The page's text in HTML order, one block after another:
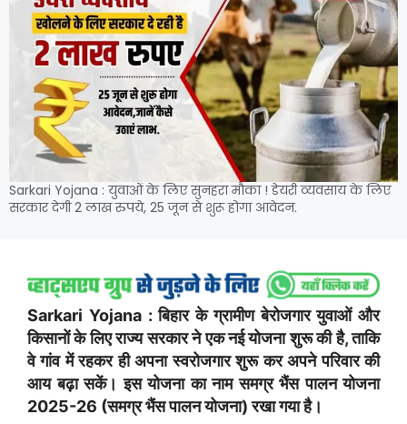
Sarkari Yojana : युवाओं के लिए सुनहरा मौका ! डेयरी व्यवसाय के लिए
सरकार देगी 2 लाख रुपये, 25 जून से शुरू होगा आवेदन.
Sarkari Yojana : बिहार के ग्रामीण बेरोजगार युवाओं और
किसानों के लिए राज्य सरकार ने एक नई योजना शुरू की है, ताकि
वे गांव में रहकर ही अपना स्वरोजगार शुरू कर अपने परिवार की
आय बढ़ा सकें। इस योजना का नाम समग्र भैंस पालन योजना
2025-26 (समग्र भैंस पालन योजना) रखा गया है।